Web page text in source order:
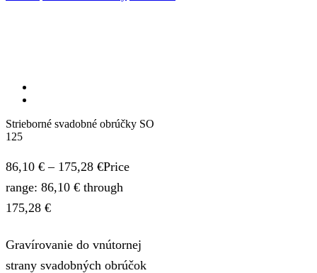
Strieborné svadobné obrúčky SO
125
86,10 € – 175,28 €Price
range: 86,10 € through
175,28 €
Gravírovanie do vnútornej
strany svadobných obrúčok